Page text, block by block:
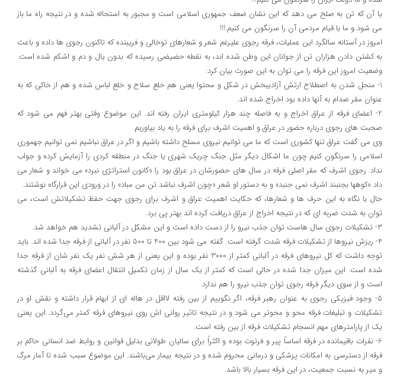
یا آن که تن به صلح می دهد که این نشان ضعف جمهوری اسلامی است و مجبور به استحاله شده و در نتیجه راه ما باز
می شود و ما با قیام مردمی آن را سرنگون می کنیم.!!!
امروز در آستانه سالگرد این عملیات، فرقه رجوی علیرغم شعر و شعارهای توخالی و فریبنده که تاکنون رجوی ها داده و باعث
به کشتن دادن هزاران تن از جوانان این وطن شده اند، به نقطه حضیضی رسیده که بدون یال و دم و اشکم شده است.
وضعیت امروز این فرقه را می توان به این صورت بیان کرد:
1- منحل شدن به اصطلاح ارتش آزادیبخش در شکل و محتوا یعنی هم خلع سلاح و خلع لباس شده و هم از خاکی که به
عنوان مقر صدام به آنها داده بود اخراج شده اند.
2- اعضای فرقه از عراق اخراج و به فاصله چند هزار کیلومتری ایران رفته اند. این موضوع وقتی بهتر فهم می شود که
صحبت های رجوی درباره حضور در عراق و اهمیت اشرف برای فرقه را به یاد بیاوریم.
وی می گفت عراق تنها کشوری است که ما می توانیم نیروی مسلح داشته باشیم و اگر در عراق نباشیم نمی توانیم جهموری
اسلامی را سرنگون کنیم چون ما اشکال دیگر مثل جنگ چریک شهری یا جنگ در منطقه کردی را آزمایش کرده و جواب
نداد. رجوی اشرف که مقر اصلی فرقه در سال های حضورشان در عراق بود را «کانون استراتژی نبرد» می خواند و شعار می
داد «کوهها بجنبند اشرف نمی جنبد» و به دستور او شعر «چون اشرف نباشد تن من مباد» را در ورودی این قرارگاه نوشتند.
حال با نگاه به این حرف ها و شعارها، که حکایت اهمیت عراق و اشرف برای رجوی جهت حفظ تشکیلاتش است، می
توان به شدت ضربه ای که در نتیجه اخراج از عراق دریافت کرده اند بهتر پی برد.
3- تشکیلات رجوی سال هاست توان جذب نیرو را از دست داده است و این مشکل در آلبانی تشدید هم خواهد شد.
4- ریزش نیروها از تشکیلات فرقه شدت گرفته است. گفته می شود بین 400 تا 500 نفر در آلبانی از فرقه جدا شده اند. باید
توجه داشت که کل نیروهای فرقه در آلبانی کمتر از 3000 نفر بوده و این یعنی از هر شش نفر یک نفر شان از فرقه جدا
شده است. این میزان جدا شده در حالی است که کمتر از یک سال از زمان تکمیل انتقال اعضای فرقه به آلبانی گذشته
است و از سوی دیگر فرقه رجوی توان جذب نیرو را هم ندارد.
5- وجود فیزیکی رجوی به عنوان رهبر فرقه، اگر نگوییم از بین رفته لااقل در هاله ای از ابهام قرار داشته و نقش او در
تشکیلات و تبلیغات فرقه محو و محوتر می شود و در نتیجه تاثیر روانی اش روی نیروهای فرقه کمتر می‌گردد. این یعنی
یک از پارامترهای مهم انسجام تشکیلات فرقه از بین رفته است.
6- نفرات باقیمانده در فرقه اساساً پیر و فرتوت بوده و اکثراً برای سالیان طولانی بدلیل قوانین و روابط ضد انسانی حاکم بر
فرقه از دسترسی به امکانات پزشکی و درمانی محروم شده و در نتیجه بیمار می‌باشند. این موضوع سبب شده تا آمار مرگ
و میر به نسبت جمعیت، در این فرقه بسیار بالا باشد.